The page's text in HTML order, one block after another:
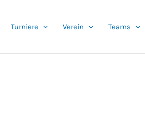
Turniere Verein Teams